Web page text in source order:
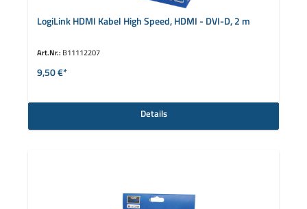
LogiLink HDMI Kabel High Speed, HDMI - DVI-D, 2 m
Art.Nr.: B11112207
9,50 €*
Details